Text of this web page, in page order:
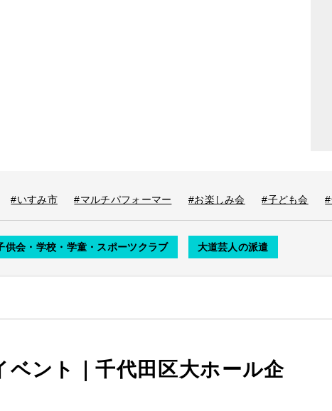
#いすみ市 #マルチパフォーマー #お楽しみ会 #子ども会
供会・学校・学童・スポーツクラブ 大道芸人の派遣
ベント｜千代田区大ホール企